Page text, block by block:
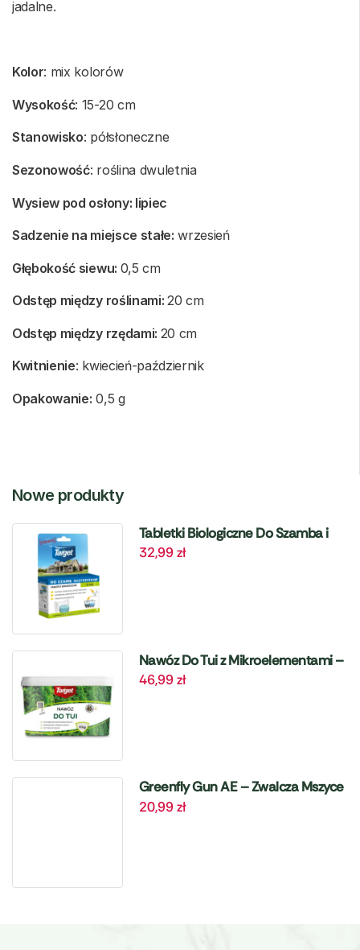
jadalne.
Kolor: mix kolorów
Wysokość: 15-20 cm
Stanowisko: półsłoneczne
Sezonowość: roślina dwuletnia
Wysiew pod osłony: lipiec
Sadzenie na miejsce stałe: wrzesień
Głębokość siewu: 0,5 cm
Odstęp między roślinami: 20 cm
Odstęp między rzędami: 20 cm
Kwitnienie: kwiecień-październik
Opakowanie: 0,5 g
Nowe produkty
Tabletki Biologiczne Do Szamba i
Oczyszczalni – 6 szt. Target
32,99zł
Nawóz Do Tui z Mikroelementami –
4 kg Target
46,99zł
Greenfly Gun AE – Zwalcza Mszyce
– 405 ml Target
20,99zł